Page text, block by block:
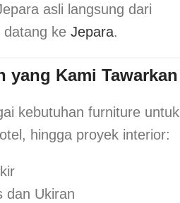
asli langsung dari
datang ke Jepara.
yang Kami Tawarkan
kebutuhan furniture untuk
hingga proyek interior:
dan Ukiran